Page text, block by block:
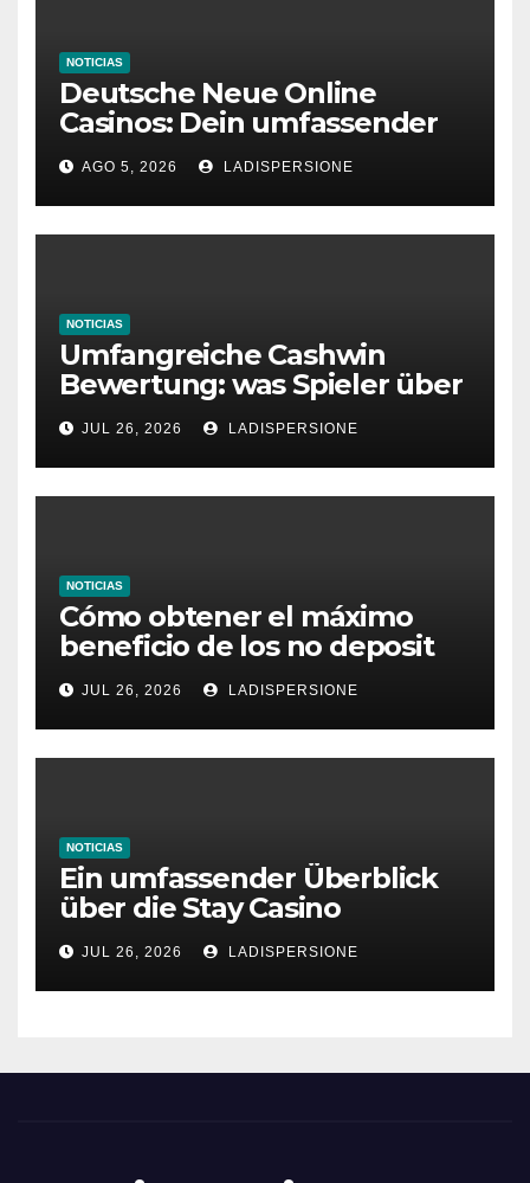
NOTICIAS
Deutsche Neue Online
Casinos: Dein umfassender
Ratgeber für moderne
Glücksspielplattformen
AGO 5, 2026 LADISPERSIONE
NOTICIAS
Umfangreiche Cashwin
Bewertung: was Spieler über
dieses Casino denken
JUL 26, 2026 LADISPERSIONE
NOTICIAS
Cómo obtener el máximo
beneficio de los no deposit
bonus codes de roby casino
JUL 26, 2026 LADISPERSIONE
NOTICIAS
Ein umfassender Überblick
über die Stay Casino
Bonusbedingungen
JUL 26, 2026 LADISPERSIONE